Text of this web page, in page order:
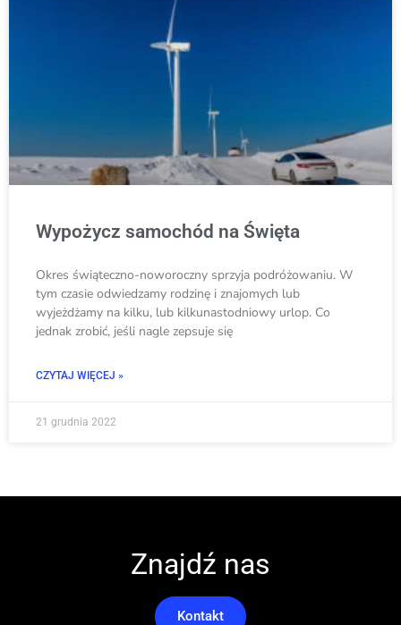
Wypożycz samochód na Święta
Okres świąteczno-noworoczny sprzyja podróżowaniu. W
tym czasie odwiedzamy rodzinę i znajomych lub
wyjeżdżamy na kilku, lub kilkunastodniowy urlop. Co
jednak zrobić, jeśli nagle zepsuje się
CZYTAJ WIĘCEJ »
21 grudnia 2022
Znajdź nas
Kontakt